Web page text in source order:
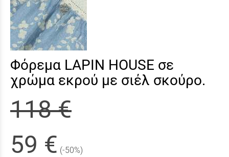
Φόρεμα LAPIN HOUSE σε
χρώμα εκρού με σιέλ σκούρο.
118 €
59 € (-50%)